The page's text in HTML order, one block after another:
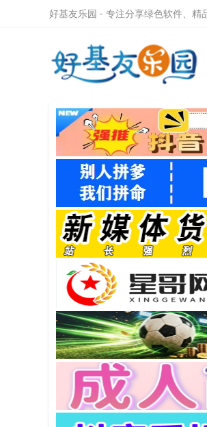
好基友乐园 - 专注分享绿色软件、精